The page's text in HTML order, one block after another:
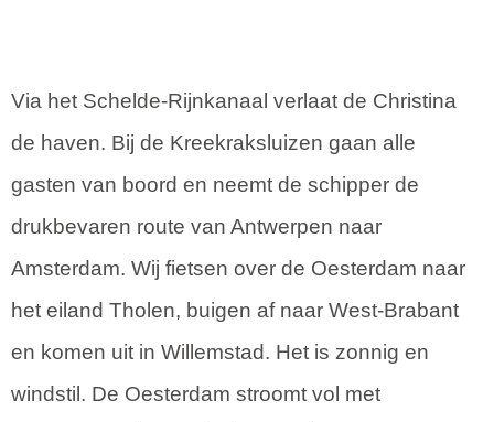
Via het Schelde-Rijnkanaal verlaat de Christina
de haven. Bij de Kreekraksluizen gaan alle
gasten van boord en neemt de schipper de
drukbevaren route van Antwerpen naar
Amsterdam. Wij fietsen over de Oesterdam naar
het eiland Tholen, buigen af naar West-Brabant
en komen uit in Willemstad. Het is zonnig en
windstil. De Oesterdam stroomt vol met